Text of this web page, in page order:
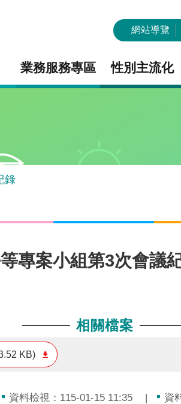
網站導覽
業務服務專區 性別主流化
錄
專案小組第3次會議
相關檔案
KB)
資料檢視：115-01-15 11:35 資